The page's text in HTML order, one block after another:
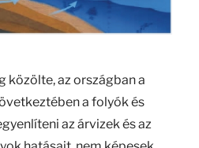
közölte, az országban a
a folyók és
az árvizek és az